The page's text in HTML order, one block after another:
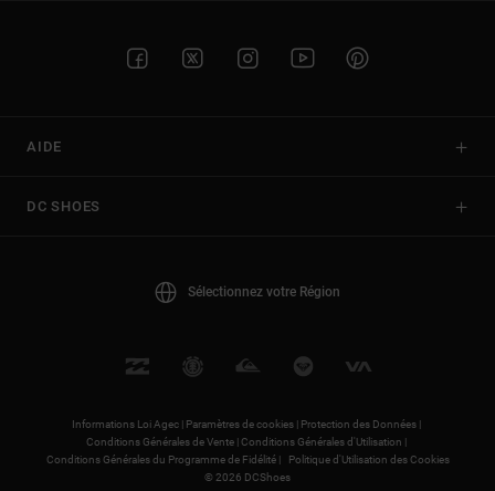
AIDE
DC SHOES
Sélectionnez votre Région
Informations Loi Agec | Paramètres de cookies | Protection des Données |
Conditions Générales de Vente |Conditions Générales d'Utilisation |
Conditions Générales du Programme de Fidélité |
Politique d'Utilisation des Cookies
© 2026 DCShoes